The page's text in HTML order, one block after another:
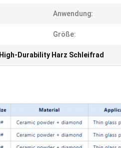
Anwendung:
Größe:
High-Durability Harz Schleifrad